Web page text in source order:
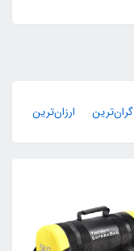
گران‌ترین ارزان‌ترین